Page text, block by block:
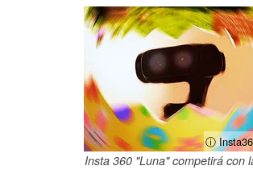
ⓘ
Insta 360 "Luna" competirá con